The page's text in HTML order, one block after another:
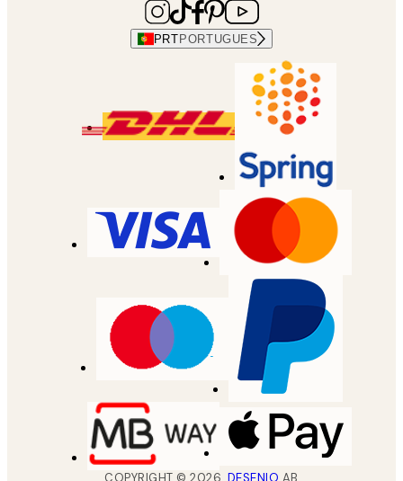
PRT PORTUGUES